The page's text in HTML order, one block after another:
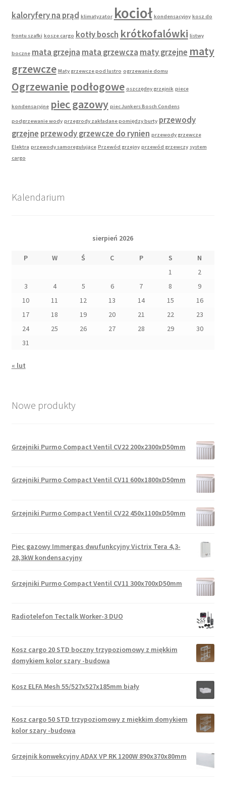
kaloryfery na prąd klimatyzator kocioł kondensacyjny kosz do
frontu szafki kosze cargo kotły bosch krótkofalówki listwy
boczne mata grzejna mata grzewcza maty grzejne maty
grzewcze Maty grzewcze pod lustro ogrzewanie domu
Ogrzewanie podłogowe oszczędny grzejnik piece
kondensacyjne piec gazowy piec Junkers Bosch Condens
podgrzewanie wody przegrody zakładane pomiędzy burty przewody
grzejne przewody grzewcze do rynien przewody grzewcze
Elektra przewody samoregulujące Przewód grzejny przewód grzewczy system
cargo
Kalendarium
sierpień 2026
P W Ś C P S
N
1
2
3
4 5 6 7 8
9
10
11 12 13 14 15
16
17
18 19 20 21 22
23
24
25 26 27 28 29
30
31
« lut
Nowe produkty
Grzejniki Purmo Compact Ventil CV22 200x2300xD50mm
Grzejniki Purmo Compact Ventil CV11 600x1800xD50mm
Grzejniki Purmo Compact Ventil CV22 450x1100xD50mm
Piec gazowy Immergas dwufunkcyjny Victrix Tera 4,3-
28,3kW kondensacyjny
Grzejniki Purmo Compact Ventil CV11 300x700xD50mm
Radiotelefon Tectalk Worker-3 DUO
Kosz cargo 20 STD boczny trzypoziomowy z miękkim
domykiem kolor szary -budowa
Kosz ELFA Mesh 55/527x527x185mm biały
Kosz cargo 50 STD trzypoziomowy z miękkim domykiem
kolor szary -budowa
Grzejnik konwekcyjny ADAX VP RK 1200W 890x370x80mm